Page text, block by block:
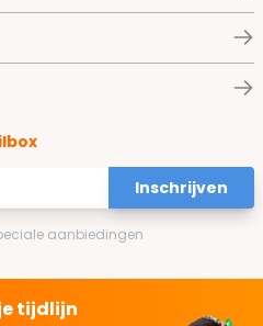
Inschrijven
aanbiedingen
tijdlijn